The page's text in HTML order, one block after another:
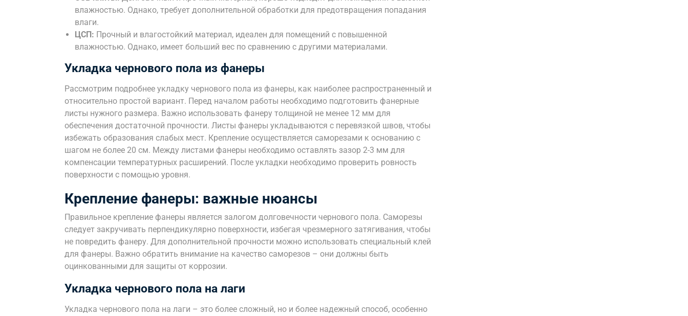
влажностью. Однако, требует дополнительной обработки для предотвращения попадания
влаги.
ЦСП: Прочный и влагостойкий материал, идеален для помещений с повышенной
влажностью. Однако, имеет больший вес по сравнению с другими материалами.
Укладка чернового пола из фанеры
Рассмотрим подробнее укладку чернового пола из фанеры, как наиболее распространенный и
относительно простой вариант. Перед началом работы необходимо подготовить фанерные
листы нужного размера. Важно использовать фанеру толщиной не менее 12 мм для
обеспечения достаточной прочности. Листы фанеры укладываются с перевязкой швов, чтобы
избежать образования слабых мест. Крепление осуществляется саморезами к основанию с
шагом не более 20 см. Между листами фанеры необходимо оставлять зазор 2-3 мм для
компенсации температурных расширений. После укладки необходимо проверить ровность
поверхности с помощью уровня.
Крепление фанеры: важные нюансы
Правильное крепление фанеры является залогом долговечности чернового пола. Саморезы
следует закручивать перпендикулярно поверхности, избегая чрезмерного затягивания, чтобы
не повредить фанеру. Для дополнительной прочности можно использовать специальный клей
для фанеры. Важно обратить внимание на качество саморезов – они должны быть
оцинкованными для защиты от коррозии.
Укладка чернового пола на лаги
Укладка чернового пола на лаги – это более сложный, но и более надежный способ, особенно